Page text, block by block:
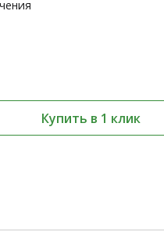
Купить в 1 клик